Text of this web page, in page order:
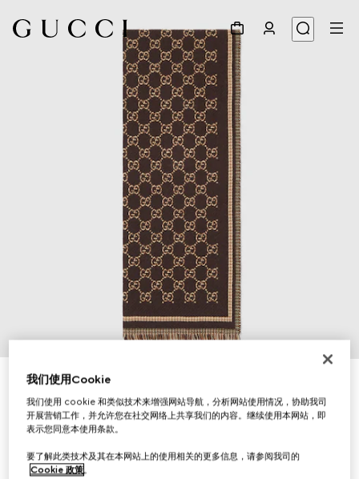
GG羊毛提花围巾
£335
相关款式深棕色和米色
我们使用Cookie
我们使用 cookie 和类似技术来增强网站导航，分析网站使用情况，协助我司
开展营销工作，并允许您在社交网络上共享我们的内容。继续使用本网站，即
表示您同意本使用条款。
要了解此类技术及其在本网站上的使用相关的更多信息，请参阅我司的
Cookie 政策。